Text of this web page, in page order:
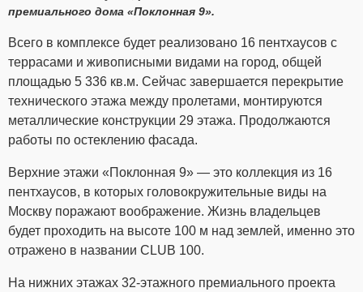
премиального дома «Поклонная 9».
Всего в комплексе будет реализовано 16 пентхаусов с
террасами и живописными видами на город, общей
площадью 5 336 кв.м. Сейчас завершается перекрытие
технического этажа между пролетами, монтируются
металлические конструкции 29 этажа. Продолжаются
работы по остеклению фасада.
Верхние этажи «Поклонная 9» — это коллекция из 16
пентхаусов, в которых головокружительные виды на
Москву поражают воображение. Жизнь владельцев
будет проходить на высоте 100 м над землей, именно это
отражено в названии CLUB 100.
На нижних этажах 32-этажного премиального проекта